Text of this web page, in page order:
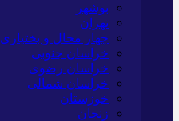
بوشهر
تهران
چهار محال و بختیاری
خراسان جنوبی
خراسان رضوی
خراسان شمالی
خوزستان
زنجان